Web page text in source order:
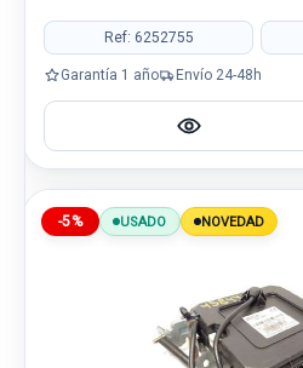
Ref: 6252755
Garantía 1 año Envío 24-48h
-5% USADO NOVEDAD